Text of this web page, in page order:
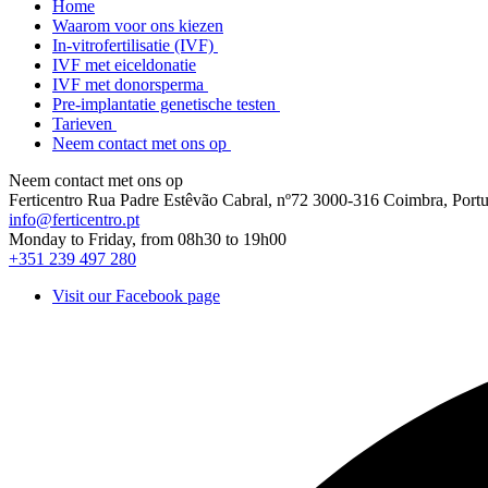
Home
Waarom voor ons kiezen
In-vitrofertilisatie (IVF)
IVF met eiceldonatie
IVF met donorsperma
Pre-implantatie genetische testen
Tarieven
Neem contact met ons op
Neem contact met ons op
Ferticentro Rua Padre Estêvão Cabral, nº72 3000-316 Coimbra,
info@ferticentro.pt
Monday to Friday, from 08h30 to 19h00
+351 239 497 280
Visit our Facebook page